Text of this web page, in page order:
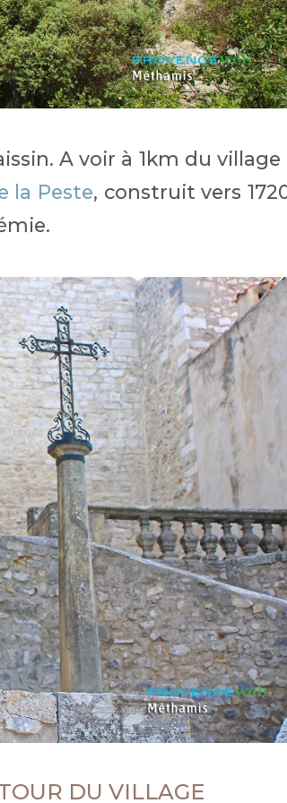
A voir à 1km du village
la Peste, construit vers
DU VILLAGE